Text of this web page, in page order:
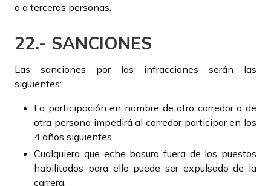
o a terceras personas.
22.- SANCIONES
Las sanciones por las infracciones serán las
siguientes:
La participación en nombre de otro corredor o de
otra persona impedirá al corredor participar en los
4 años siguientes.
Cualquiera que eche basura fuera de los puestos
habilitados para ello puede ser expulsado de la
carrera.